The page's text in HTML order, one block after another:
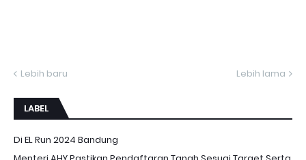
Lebih baru Lebih lama
LABEL
Di EL Run 2024 Bandung